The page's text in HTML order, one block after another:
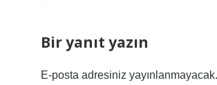
Bir yanıt yazın
E-posta adresiniz yayınlanmayacak.